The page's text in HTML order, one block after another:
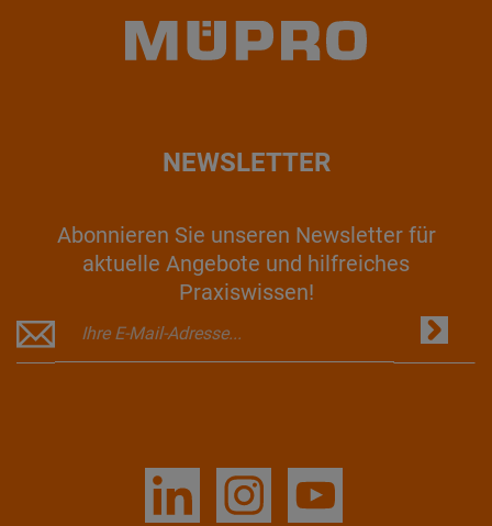
NEWSLETTER
Abonnieren Sie unseren Newsletter für
aktuelle Angebote und hilfreiches
Praxiswissen!